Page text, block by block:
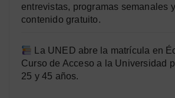
entrevistas, programas semanales
contenido gratuito.
La UNED abre la matrícula en
Curso de Acceso a la Universidad
25 y 45 años.